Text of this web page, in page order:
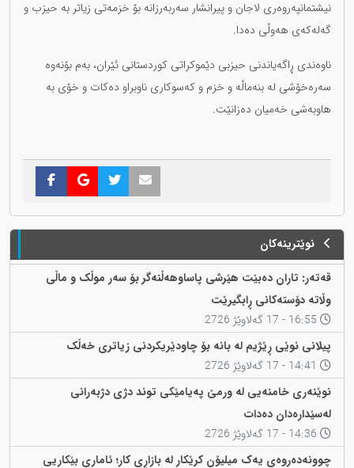
نیشتمانپەروەری لاجان و پیرانشار سەربەرزانە بۆ خزمەتی زیاتر بە حیزب و
گەلەکەی هەوڵی دەدا.
ناوەندی ڕاگەیاندنی حیزبی دێموکراتی کوردستانی ئێران، بەم بۆنەوە
سەرەخۆشی لە بنەماڵە و خزم و کەسوکاری ناوبراو دەکات و خۆی بە
هاوبەشی خەمیان دەزانێت.
نوێترینەکان
قەتەر: تاران دەبێت هێرشی پاساوهەڵنەگر بۆ سەر موڵک و ماڵی
وڵاتە دۆستەکانی ڕابگیرێت
پیلانی نوێی ڕێژیم لە بانە بۆ چاودێریکردنی زیاتری خەڵک
نوێنەری خامنەیی لە ورمێ پەیامێکی توند دژی دژبەرانی
لەسێدارەدان دەدات
چوونەدەروەی یەک میلیۆن کرێکار لە بازاڕی کار؛ ئاماری بێکاریی